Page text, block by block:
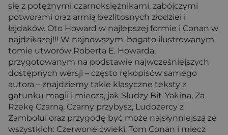
się z potężnymi czarnoksiężnikami, zabójczymi
potworami oraz armią bezlitosnych złodziei i
łajdaków. Oto Howard w najlepszej formie i Conan w
najdzikszej!!! W najnowszym, bogato ilustrowanym
tomie utworów Roberta E. Howarda,
przygotowanym na podstawie najwcześniejszych
dostępnych wersji – często rękopisów samego
autora – znajdziemy takie klasyczne teksty z
gatunku magii i miecza, jak Słudzy Bit-Yakina, Za
Rzekę Czarną, Czarny przybysz, Ludożercy z
Zambolui oraz przygodę być może najsłynniejszą ze
wszystkich: Czerwone ćwieki. Tom Conan i miecz